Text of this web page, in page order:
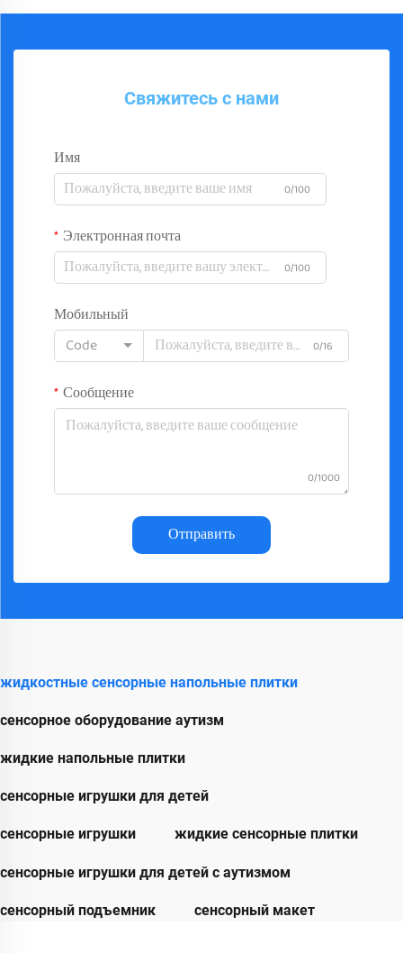
Свяжитесь с нами
Имя
0/100
Электронная почта
0/100
Мобильный
Code
0/16
Сообщение
0/1000
Отправить
жидкостные сенсорные напольные плитки
сенсорное оборудование аутизм
жидкие напольные плитки
сенсорные игрушки для детей
сенсорные игрушки жидкие сенсорные плитки
сенсорные игрушки для детей с аутизмом
сенсорный подъемник сенсорный макет